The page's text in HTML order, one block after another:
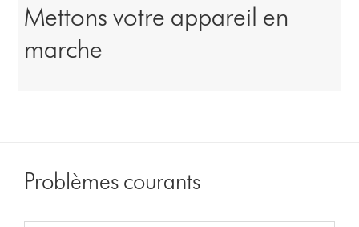
Mettons votre appareil en
marche
Problèmes courants